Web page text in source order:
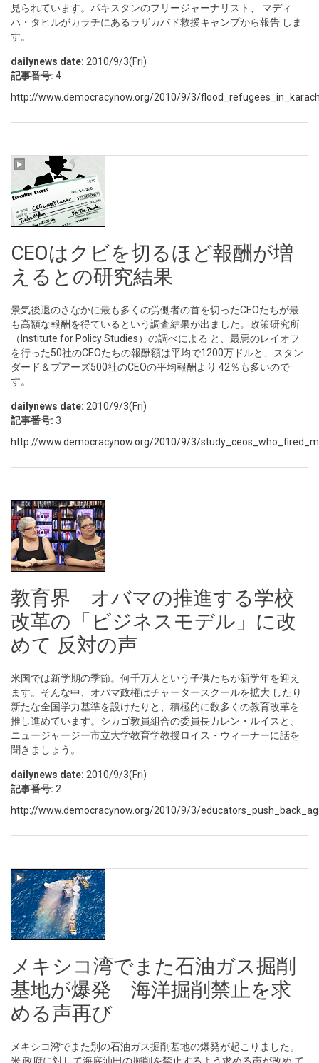
見られています。パキスタンのフリージャーナリスト、 マディ
ハ・タヒルがカラチにあるラザカバド救援キャンプから報告 しま
す。
dailynews date: 2010/9/3(Fri)
記事番号: 4
http://www.democracynow.org/2010/9/3/
CEOはクビを切るほど報酬が増
えるとの研究結果
景気後退のさなかに最も多くの労働者の首を切ったCEOたちが最
も高額な報酬を得ているという調査結果が出ました。政策研究所
（Institute for Policy Studies）の調べによる と、最悪のレイオフ
を行った50社のCEOたちの報酬額は平均で1200万ドルと、スタン
ダード＆プアーズ500社のCEOの平均報酬より 42％も多いので
す。
dailynews date: 2010/9/3(Fri)
記事番号: 3
http://www.democracynow.org/2010/9/3/
教育界 オバマの推進する学校
改革の「ビジネスモデル」に改
めて 反対の声
米国では新学期の季節。何千万人という子供たちが新学年を迎え
ます。そんな中、オバマ政権はチャータースクールを拡大 したり
新たな全国学力基準を設けたりと、積極的に数多くの教育改革を
推し進めています。シカゴ教員組合の委員長カレン・ルイスと、
ニュージャージー市立大学教育学教授ロイス・ウィーナーに話を
聞きましょう。
dailynews date: 2010/9/3(Fri)
記事番号: 2
http://www.democracynow.org/2010/9/3/
メキシコ湾でまた石油ガス掘削
基地が爆発 海洋掘削禁止を求
める声再び
メキシコ湾でまた別の石油ガス掘削基地の爆発が起こりました。